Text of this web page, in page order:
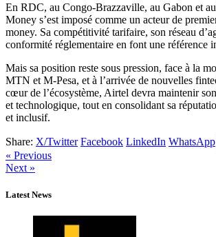
En RDC, au Congo-Brazzaville, au Gabon et
Money s’est imposé comme un acteur de
money. Sa compétitivité tarifaire, son réseau
conformité réglementaire en font une référence
Mais sa position reste sous pression, face à la
MTN et M-Pesa, et à l’arrivée de nouvelles
cœur de l’écosystème, Airtel devra maintenir
et technologique, tout en consolidant sa
et inclusif.
Share: X/Twitter Facebook LinkedIn WhatsApp
« Previous
Next »
Latest News